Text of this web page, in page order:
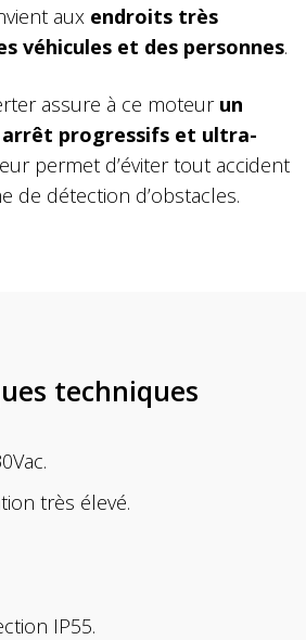
aux endroits très
véhicules et des personnes.
assure à ce moteur un
progressifs et ultra-
permet d’éviter tout accident
de détection d’obstacles.
techniques
très élevé.
IP55.